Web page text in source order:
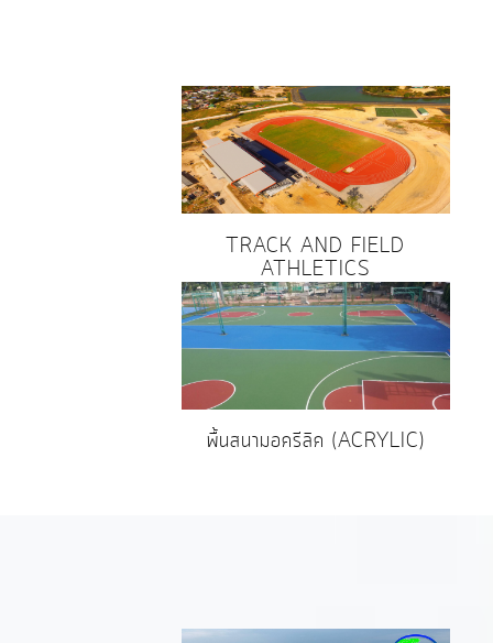
TRACK AND FIELD
ATHLETICS
พื้นสนามอครีลิค (ACRYLIC)